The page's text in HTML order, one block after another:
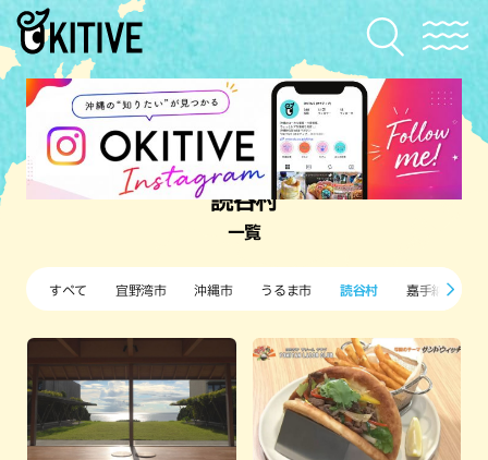
読谷村
一覧
すべて 宜野湾市 沖縄市 うるま市 読谷村 嘉手納町